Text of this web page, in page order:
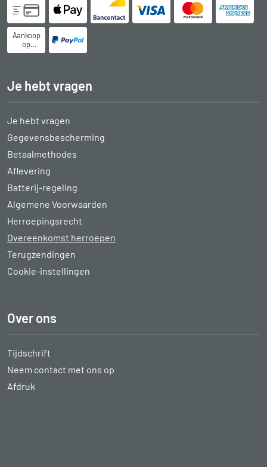
Aankoop
op
rekening
Je hebt vragen
Je hebt vragen
Gegevensbescherming
Betaalmethodes
Aflevering
Batterij-regeling
Algemene Voorwaarden
Herroepingsrecht
Overeenkomst herroepen
Terugzendingen
Cookie-instellingen
Over ons
Tijdschrift
Neem contact met ons op
Afdruk